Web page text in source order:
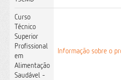
Curso
Técnico
Superior
Profissional
em
Alimentação
Saudável -
Informação sobre o